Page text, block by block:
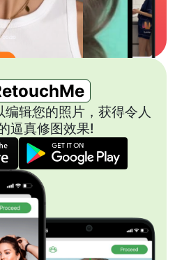
辑您的照片，获得令人
逼真修图效果!